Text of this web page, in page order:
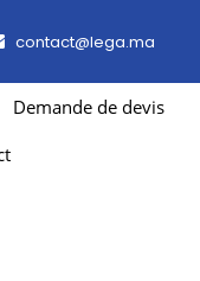
contact@lega.ma
Demande de devis